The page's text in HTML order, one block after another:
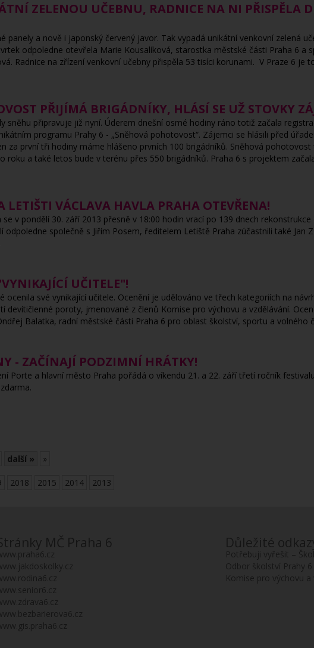
ZELENOU UČEBNU, RADNICE NA NI PŘISPĚLA
panely a nově i japonský červený javor. Tak vypadá unikátní venkovní zelená
odpoledne otevřela Marie Kousalíková, starostka městské části Praha 6 a
Radnice na zřízení venkovní učebny přispěla 53 tisíci korunami. V Praze 6 je
PŘIJÍMÁ BRIGÁDNÍKY, HLÁSÍ SE UŽ STOVKY
sněhu připravuje již nyní. Úderem dnešní osmé hodiny ráno totiž začala
programu Prahy 6 - „Sněhová pohotovost“. Zájemci se hlásili před
za první tři hodiny máme hlášeno prvních 100 brigádníků. Sněhová
roku a také letos bude v terénu přes 550 brigádníků. Praha 6 s projektem
VÁCLAVA HAVLA PRAHA OTEVŘENA!
se v pondělí 30. září 2013 přesně v 18:00 hodin vrací po 139 dnech
společně s Jiřím Posem, ředitelem Letiště Praha zúčastnili také Jan
UČITELE"!
ocenila své vynikající učitele. Ocenění je udělováno ve třech kategoriích na
devítičlenné poroty, jmenované z členů Komise pro výchovu a vzdělávání.
Balatka, radní městské části Praha 6 pro oblast školství, sportu a volného
- ZAČÍNAJÍ PODZIMNÍ HRÁTKY!
Porte a hlavní město Praha pořádá o víkendu 21. a 22. září třetí ročník
další » »
2018 2015 2014 2013
MČ Praha 6
www.praha6.cz
www.jakdoskolky.cz
www.rodina6.cz
www.senior6.cz
www.zdrava6.cz
www.bezbarierova6.cz
www.gis.praha6.cz
Důležité
Potřebuji vyřešit –
Odbor školství Prahy 6
Komise pro výchovu a